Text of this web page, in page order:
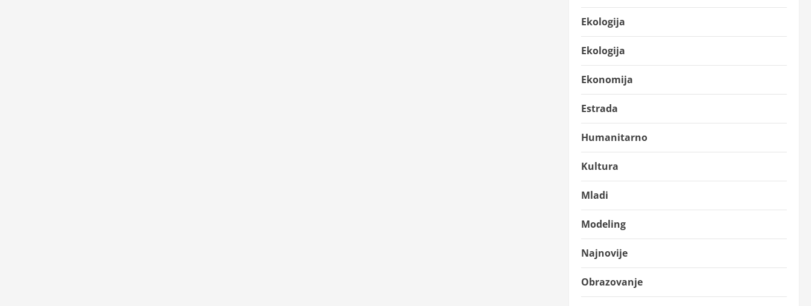
Ekologija
Ekologija
Ekonomija
Estrada
Humanitarno
Kultura
Mladi
Modeling
Najnovije
Obrazovanje